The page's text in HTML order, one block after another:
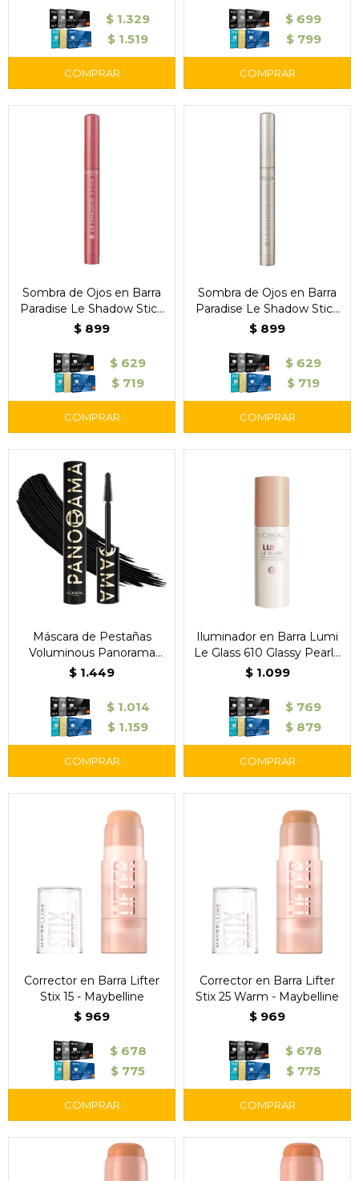
$ 1.329
$ 1.519
$ 699
$ 799
Sombra de Ojos en Barra
Paradise Le Shadow Stick
118 Cloudy Rose - L'Oréal
$ 899
$ 629
$ 719
Sombra de Ojos en Barra
Paradise Le Shadow Stick
100 Ice Sparkle - L'Oréal
$ 899
$ 629
$ 719
Máscara de Pestañas
Voluminous Panorama
Washable All Night Black
$ 1.449
$ 1.014
$ 1.159
Iluminador en Barra Lumi
Le Glass 610 Glassy Pearl -
L'Oréal
$ 1.099
$ 769
$ 879
Corrector en Barra Lifter
Stix 15 - Maybelline
$ 969
$ 678
$ 775
Corrector en Barra Lifter
Stix 25 Warm - Maybelline
$ 969
$ 678
$ 775